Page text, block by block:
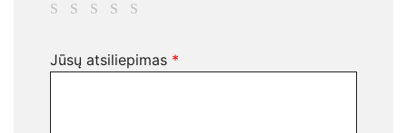
Jūsų atsiliepimas *